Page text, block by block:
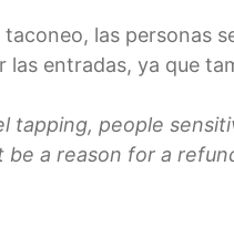
las personas
entradas, ya que
tapping, people
a reason for a